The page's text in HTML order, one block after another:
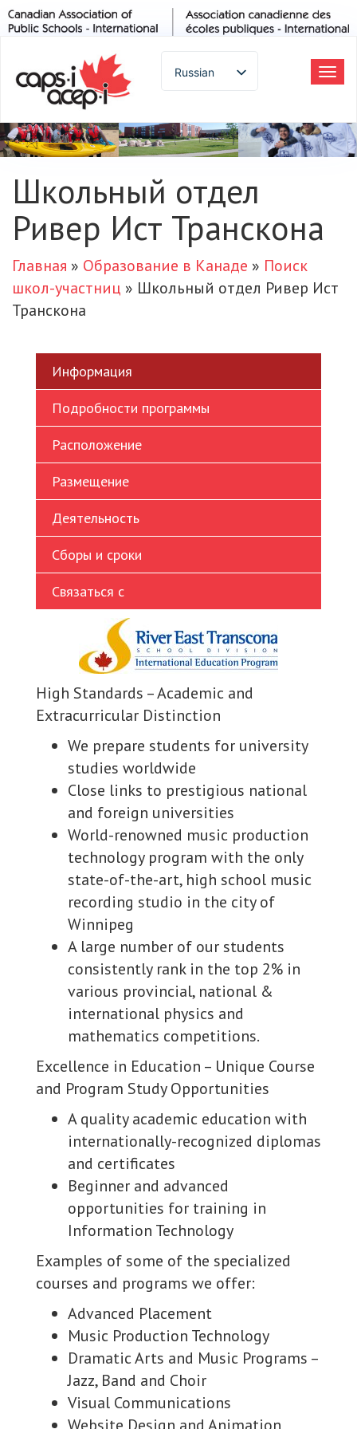
Russian
Spanish
French
Italian
Arabic
Japanese
Turkish
Школьный отдел
Ривер Ист Транскона
Главная » Образование в Канаде » Поиск
школ-участниц » Школьный отдел Ривер Ист
Транскона
Информация
Подробности программы
Расположение
Размещение
Деятельность
Сборы и сроки
Связаться с
High Standards – Academic and
Extracurricular Distinction
We prepare students for university
studies worldwide
Close links to prestigious national
and foreign universities
World-renowned music production
technology program with the only
state-of-the-art, high school music
recording studio in the city of
Winnipeg
A large number of our students
consistently rank in the top 2% in
various provincial, national &
international physics and
mathematics competitions.
Excellence in Education – Unique Course
and Program Study Opportunities
A quality academic education with
internationally-recognized diplomas
and certificates
Beginner and advanced
opportunities for training in
Information Technology
Examples of some of the specialized
courses and programs we offer:
Advanced Placement
Music Production Technology
Dramatic Arts and Music Programs –
Jazz, Band and Choir
Visual Communications